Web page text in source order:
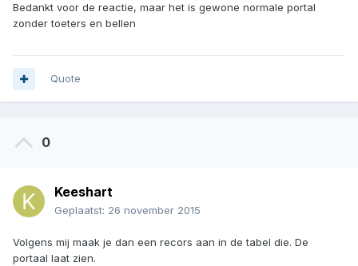
Bedankt voor de reactie, maar het is gewone normale portal
zonder toeters en bellen
Quote
0
Keeshart
Geplaatst: 26 november 2015
Volgens mij maak je dan een recors aan in de tabel die. De
portaal laat zien.